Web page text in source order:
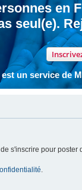
en
seul(e).
un service de
s'inscrire pour
.